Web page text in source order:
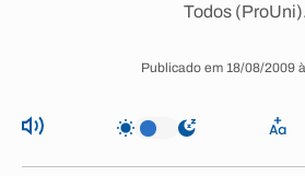
Todos (ProUni).
Publicado em 18/08/2009